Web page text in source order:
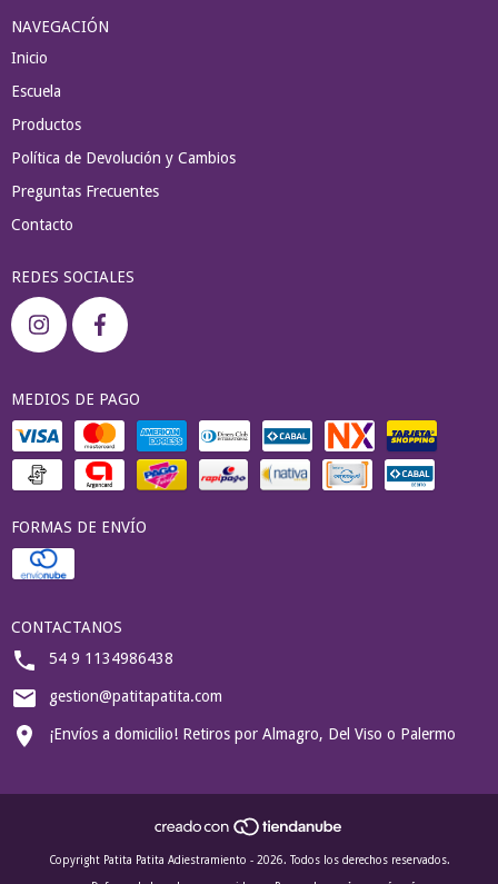
NAVEGACIÓN
Inicio
Escuela
Productos
Política de Devolución y Cambios
Preguntas Frecuentes
Contacto
REDES SOCIALES
MEDIOS DE PAGO
FORMAS DE ENVÍO
CONTACTANOS
54 9 1134986438
gestion@patitapatita.com
¡Envíos a domicilio! Retiros por Almagro, Del Viso o Palermo
Copyright Patita Patita Adiestramiento - 2026. Todos los derechos reservados.